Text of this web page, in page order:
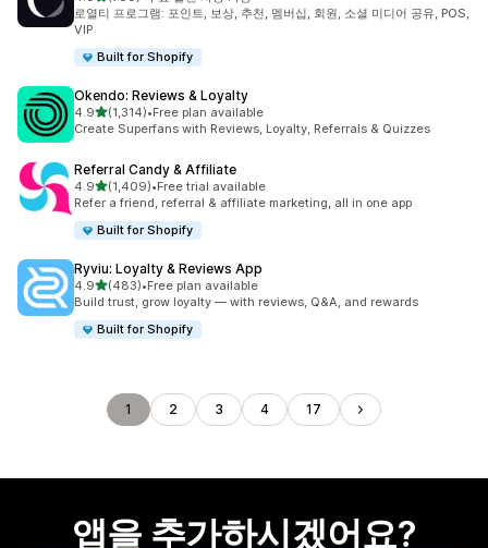
총 리뷰 780개
로열티 프로그램: 포인트, 보상, 추천, 멤버십, 회원, 소셜 미디어 공유, POS,
VIP
Built for Shopify
Okendo: Reviews & Loyalty
4.9별 5개 중
(1,314)
총 리뷰 1314개
•Free plan available
Create Superfans with Reviews, Loyalty, Referrals & Quizzes
Referral Candy & Affiliate
4.9별 5개 중
(1,409)
총 리뷰 1409개
•Free trial available
Refer a friend, referral & affiliate marketing, all in one app
Built for Shopify
Ryviu: Loyalty & Reviews App
4.9별 5개 중
(483)
총 리뷰 483개
•Free plan available
Build trust, grow loyalty — with reviews, Q&A, and rewards
Built for Shopify
1 2 3 4 17
앱을 추가하시겠어요?